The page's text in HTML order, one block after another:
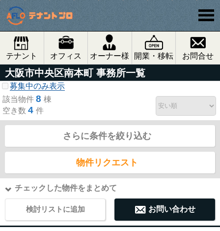
テナント オフィス オーナー様 開業・移転 お問合せ
大阪市中央区南本町 事務所一覧
募集中のみ表示
該当物件 8 棟
空き数 4 件
さらに条件を絞り込む
物件リクエスト
チェックした物件をまとめて
検討リストに追加 お問い合わせ